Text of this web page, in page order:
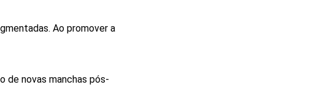
Ao promover a
de novas manchas pós-